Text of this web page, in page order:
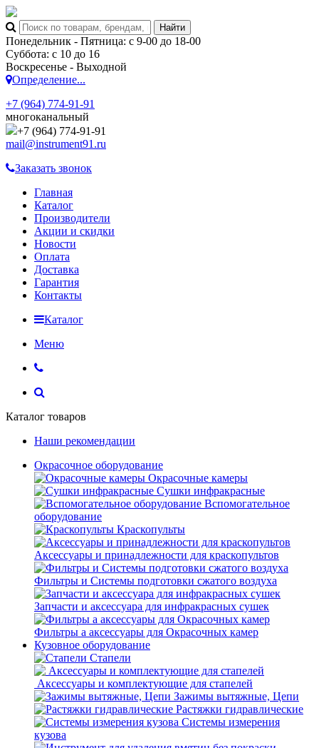
Понедельник - Пятница: с 9-00 до 18-00
Суббота: с 10 до 16
Воскресенье - Выходной
Определение...
+7 (964) 774-91-91
многоканальный
+7 (964) 774-91-91
mail@instrument91.ru
Заказать звонок
Главная
Каталог
Производители
Акции и скидки
Новости
Оплата
Доставка
Гарантия
Контакты
Каталог
Меню
Каталог товаров
Наши рекомендации
Окрасочное оборудование
Окрасочные камеры
Сушки инфракрасные
Вспомогательное
оборудование
Краскопульты
Аксессуары и принадлежности для краскопультов
Фильтры и Системы подготовки сжатого воздуха
Запчасти и аксессуара для инфракрасных сушек
Фильтры а аксессуары для Окрасочных камер
Кузовное оборудование
Стапели
Аксессуары и комплектующие для стапелей
Зажимы вытяжные, Цепи
Растяжки гидравлические
Системы измерения
кузова